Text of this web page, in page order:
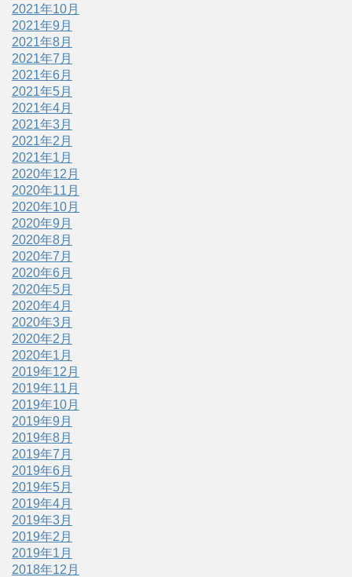
2021年10月
2021年9月
2021年8月
2021年7月
2021年6月
2021年5月
2021年4月
2021年3月
2021年2月
2021年1月
2020年12月
2020年11月
2020年10月
2020年9月
2020年8月
2020年7月
2020年6月
2020年5月
2020年4月
2020年3月
2020年2月
2020年1月
2019年12月
2019年11月
2019年10月
2019年9月
2019年8月
2019年7月
2019年6月
2019年5月
2019年4月
2019年3月
2019年2月
2019年1月
2018年12月